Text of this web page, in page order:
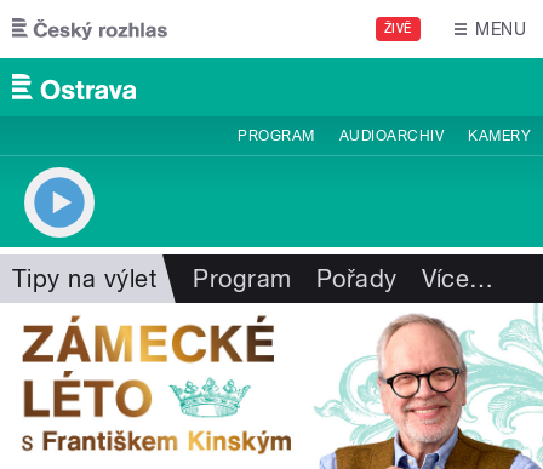
Přejít k hlavnímu obsahu
ŽIVĚ MENU
PROGRAM AUDIOARCHIV KAMERY
Tipy na výlet Program Pořady Více…